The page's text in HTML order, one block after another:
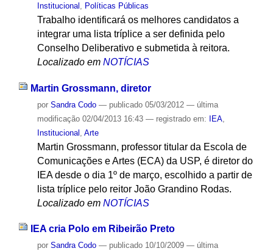
Institucional
Políticas Públicas
Trabalho identificará os melhores candidatos a
integrar uma lista tríplice a ser definida pelo
Conselho Deliberativo e submetida à reitora.
Localizado em NOTÍCIAS
Martin Grossmann, diretor
por Sandra Codo — publicado05/03/2012 — última
modificação02/04/2013 16:43 — registrado em: IEA,
Institucional Arte
Martin Grossmann, professor titular da Escola de
Comunicações e Artes (ECA) da USP, é diretor do
IEA desde o dia 1º de março, escolhido a partir de
lista tríplice pelo reitor João Grandino Rodas.
Localizado em NOTÍCIAS
IEA cria Polo em Ribeirão Preto
por Sandra Codo — publicado10/10/2009 — última